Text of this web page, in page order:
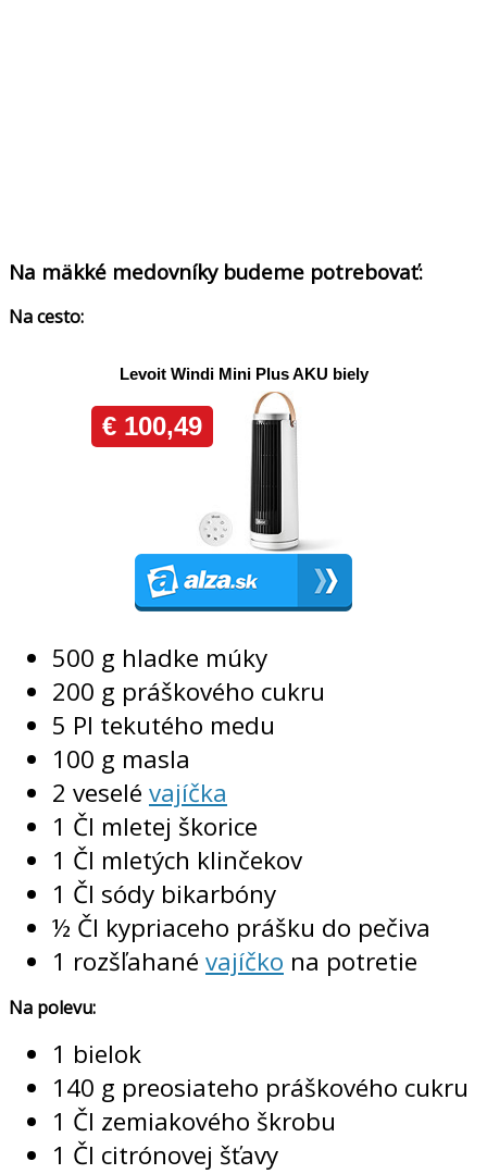
Na mäkké medovníky budeme potrebovať:
Na cesto:
500 g hladke múky
200 g práškového cukru
5 Pl tekutého medu
100 g masla
2 veselé vajíčka
1 Čl mletej škorice
1 Čl mletých klinčekov
1 Čl sódy bikarbóny
½ Čl kypriaceho prášku do pečiva
1 rozšľahané vajíčko na potretie
Na polevu:
1 bielok
140 g preosiateho práškového cukru
1 Čl zemiakového škrobu
1 Čl citrónovej šťavy